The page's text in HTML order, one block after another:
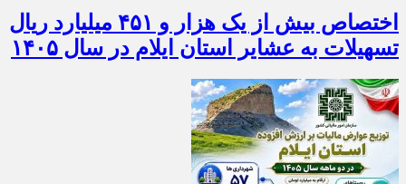
اختصاص بیش از یک هزار و ۴۵۱ میلیارد ریال
تسهیلات به عشایر استان ایلام در سال ۱۴۰۵